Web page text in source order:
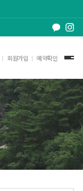
회원가입 예약확인